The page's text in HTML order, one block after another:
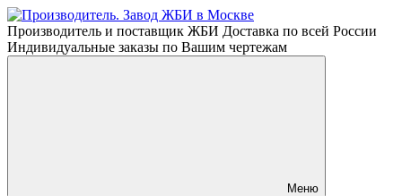
Производитель и поставщик ЖБИ Доставка по всей России
Индивидуальные заказы по Вашим чертежам
Меню